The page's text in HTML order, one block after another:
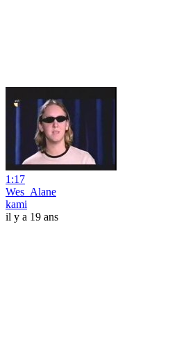
1:17
Wes_Alane
kami
il y a 19 ans